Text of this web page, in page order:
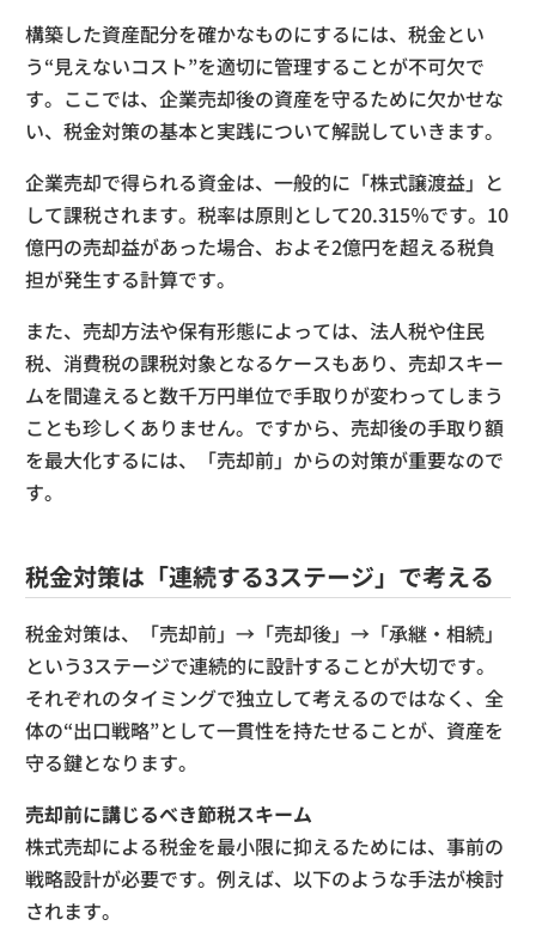
構築した資産配分を確かなものにするには、税金とい
う“見えないコスト”を適切に管理することが不可欠で
す。ここでは、企業売却後の資産を守るために欠かせな
い、税金対策の基本と実践について解説していきます。
企業売却で得られる資金は、一般的に「株式譲渡益」と
して課税されます。税率は原則として20.315％です。10
億円の売却益があった場合、およそ2億円を超える税負
担が発生する計算です。
また、売却方法や保有形態によっては、法人税や住民
税、消費税の課税対象となるケースもあり、売却スキー
ムを間違えると数千万円単位で手取りが変わってしまう
ことも珍しくありません。ですから、売却後の手取り額
を最大化するには、「売却前」からの対策が重要なので
す。
税金対策は「連続する3ステージ」で考える
税金対策は、「売却前」→「売却後」→「承継・相続」
という3ステージで連続的に設計することが大切です。
それぞれのタイミングで独立して考えるのではなく、全
体の“出口戦略”として一貫性を持たせることが、資産を
守る鍵となります。
売却前に講じるべき節税スキーム
株式売却による税金を最小限に抑えるためには、事前の
戦略設計が必要です。例えば、以下のような手法が検討
されます。